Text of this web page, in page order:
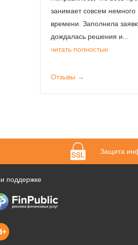
занимает совсем немного
времени. Заполнила
дождалась решения и...
читать полностью
Отзывы →
Защита
поддержке